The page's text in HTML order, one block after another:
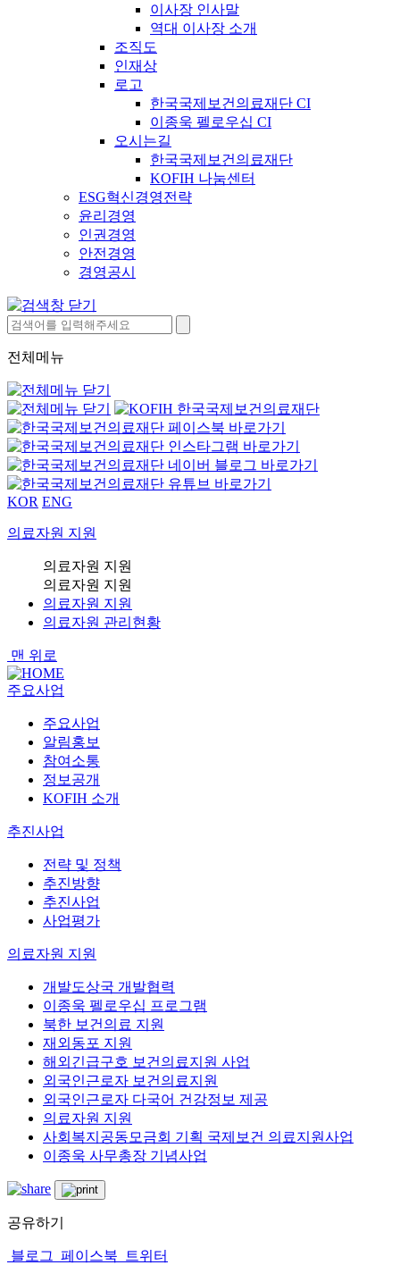
이사장 인사말
역대 이사장 소개
조직도
인재상
로고
한국국제보건의료재단 CI
이종욱 펠로우십 CI
오시는길
한국국제보건의료재단
KOFIH 나눔센터
ESG혁신경영전략
윤리경영
인권경영
안전경영
경영공시
전체메뉴
KOR ENG
의료자원 지원
의료자원 지원
의료자원 지원
의료자원 지원
의료자원 관리현황
맨 위로
주요사업
주요사업
알림홍보
참여소통
정보공개
KOFIH 소개
추진사업
전략 및 정책
추진방향
추진사업
사업평가
의료자원 지원
개발도상국 개발협력
이종욱 펠로우십 프로그램
북한 보건의료 지원
재외동포 지원
해외긴급구호 보건의료지원 사업
외국인근로자 보건의료지원
외국인근로자 다국어 건강정보 제공
의료자원 지원
사회복지공동모금회 기획 국제보건 의료지원사업
이종욱 사무총장 기념사업
공유하기
블로그 페이스북
트위터